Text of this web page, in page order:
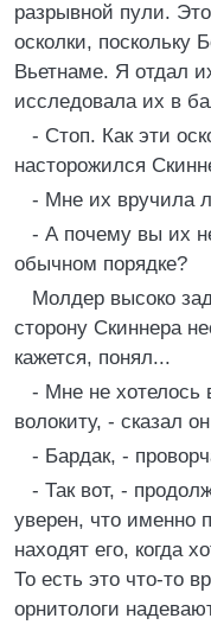
разрывной пули.
осколки, поскольку
Вьетнаме. Я отдал
исследовала их в
- Стоп. Как эти
насторожился
- Мне их вручила
- А почему вы их
обычном порядке?
Молдер высоко
сторону Скиннера
кажется, понял...
- Мне не хотелось
волокиту, - сказал
- Бардак, -
- Так вот, -
уверен, что именно
находят его, когда
То есть это что-то
орнитологи